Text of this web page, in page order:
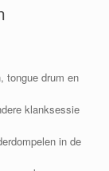
tongue drum en
klanksessie
in de